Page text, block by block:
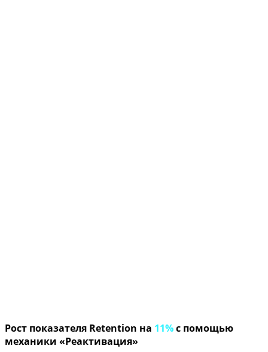
Рост показателя Retention на 11%с помощью
механики «Реактивация»